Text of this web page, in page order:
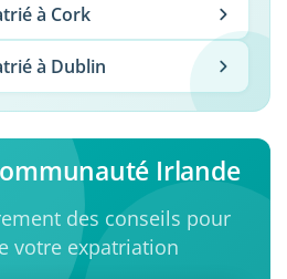
à Cork
à Dublin
Irlande
des conseils pour
votre expatriation